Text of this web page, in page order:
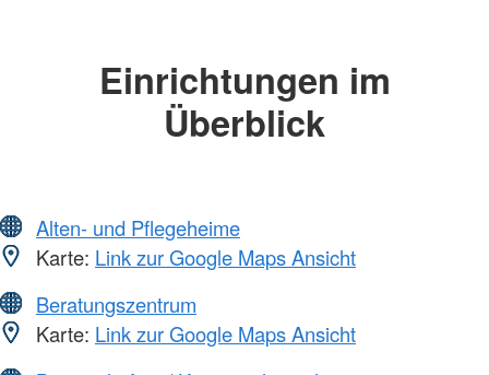
Einrichtungen im
Überblick
Alten- und Pflegeheime
Karte: Link zur Google Maps Ansicht
Beratungszentrum
Karte: Link zur Google Maps Ansicht